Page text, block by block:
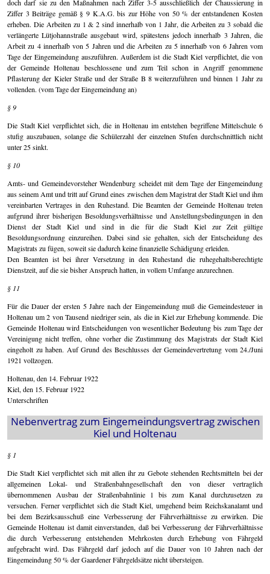
doch darf sie zu den Maßnahmen nach Ziffer 3-5 ausschließlich der Chaussierung in
Ziffer 3 Beiträge gemäß § 9 K.A.G. bis zur Höhe von 50 % der entstandenen Kosten
erheben. Die Arbeiten zu 1 & 2 sind innerhalb von 1 Jahr, die Arbeiten zu 3 sobald die
verlängerte Lütjohannstraße ausgebaut wird, spätestens jedoch innerhalb 3 Jahren, die
Arbeit zu 4 innerhalb von 5 Jahren und die Arbeiten zu 5 innerhalb von 6 Jahren vom
Tage der Eingemeindung auszuführen. Außerdem ist die Stadt Kiel verpflichtet, die von
der Gemeinde Holtenau beschlossene und zum Teil schon in Angriff genommene
Pflasterung der Kieler Straße und der Straße B 8 weiterzuführen und binnen 1 Jahr zu
vollenden. (vom Tage der Eingemeindung an)
§ 9
Die Stadt Kiel verpflichtet sich, die in Holtenau im entstehen begriffene Mittelschule 6
stufig auszubauen, solange die Schülerzahl der einzelnen Stufen durchschnittlich nicht
unter 25 sinkt.
§ 10
Amts- und Gemeindevorsteher Wendenburg scheidet mit dem Tage der Eingemeindung
aus seinem Amt und tritt auf Grund eines zwischen dem Magistrat der Stadt Kiel und ihm
vereinbarten Vertrages in den Ruhestand. Die Beamten der Gemeinde Holtenau treten
aufgrund ihrer bisherigen Besoldungsverhältnisse und Anstellungsbedingungen in den
Dienst der Stadt Kiel und sind in die für die Stadt Kiel zur Zeit gültige
Besoldungsordnung einzureihen. Dabei sind sie gehalten, sich der Entscheidung des
Magistrats zu fügen, soweit sie dadurch keine finanzielle Schädigung erleiden.
Den Beamten ist bei ihrer Versetzung in den Ruhestand die ruhegehaltsberechtigte
Dienstzeit, auf die sie bisher Anspruch hatten, in vollem Umfange anzurechnen.
§ 11
Für die Dauer der ersten 5 Jahre nach der Eingemeindung muß die Gemeindesteuer in
Holtenau um 2 von Tausend niedriger sein, als die in Kiel zur Erhebung kommende. Die
Gemeinde Holtenau wird Entscheidungen von wesentlicher Bedeutung bis zum Tage der
Vereinigung nicht treffen, ohne vorher die Zustimmung des Magistrats der Stadt Kiel
eingeholt zu haben. Auf Grund des Beschlusses der Gemeindevertretung vom 24./Juni
1921 vollzogen.
Holtenau, den 14. Februar 1922
Kiel, den 15. Februar 1922
Unterschriften
Nebenvertrag zum Eingemeindungsvertrag zwischen
Kiel und Holtenau
§ 1
Die Stadt Kiel verpflichtet sich mit allen ihr zu Gebote stehenden Rechtsmitteln bei der
allgemeinen Lokal- und Straßenbahngesellschaft den von dieser vertraglich
übernommenen Ausbau der Straßenbahnlinie 1 bis zum Kanal durchzusetzen zu
versuchen. Ferner verpflichtet sich die Stadt Kiel, umgehend beim Reichskanalamt und
bei dem Bezirksausschuß eine Verbesserung der Fährverhältnisse zu erwirken. Die
Gemeinde Holtenau ist damit einverstanden, daß bei Verbesserung der Fährverhältnisse
die durch Verbesserung entstehenden Mehrkosten durch Erhebung von Fährgeld
aufgebracht wird. Das Fährgeld darf jedoch auf die Dauer von 10 Jahren nach der
Eingemeindung 50 % der Gaardener Fährgeldsätze nicht übersteigen.